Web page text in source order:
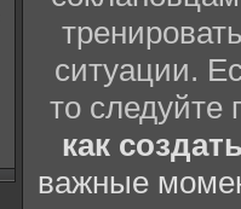
ситуации.
то
как
важные